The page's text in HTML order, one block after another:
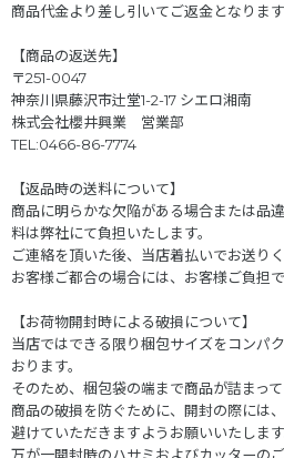
商品代金より差し引いてご返金となりま
【商品の返送先】
〒251-0047
神奈川県藤沢市辻堂1-2-17 シエロ湘南
株式会社櫻井興業 営業部
TEL:0466-86-7774
【返品時の送料について】
商品に明らかな欠陥がある場合または品
料は弊社にて負担いたします。
ご連絡を頂いた後、当店着払いでお送りく
お客様ご都合の場合には、お客様ご負担で
【お荷物開封時による破損について】
当店ではできる限り梱包サイズをコンパ
おります。
そのため、梱包袋の端まで商品が詰まっ
商品の破損を防ぐために、開封の際には
避けていただきますようお願いいたします